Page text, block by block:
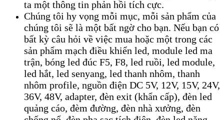
ta một thông tin phản hồi tích cực.
Chúng tôi hy vọng mỗi mục, mỗi sản phẩm của
chúng tôi sẽ là một bất ngờ cho bạn. Nếu bạn có
bất kỳ câu hỏi về việc mua hoặc một trong các
sản phẩm mạch điều khiển led, module led ma
trận, bóng led đúc F5, F8, led ruồi, led module,
led hắt, led senyang, led thanh nhôm, thanh
nhôm profile, nguồn điện DC 5V, 12V, 15V, 24V,
36V, 48V, adapter, đèn exit (khẩn cấp), đèn led
quảng cáo, đèm đường, đèn nhà xưởng, đèn